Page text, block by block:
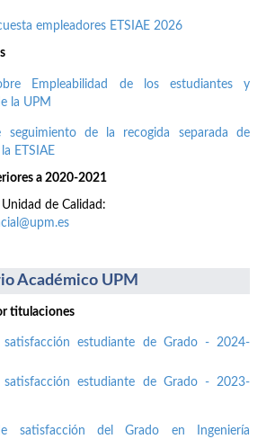
empleadores ETSIAE 2026
Empleabilidad de los estudiantes y
la UPM
seguimiento de la recogida separada de
ETSIAE
a 2020-2021
de Calidad:
Académico UPM
titulaciones
satisfacción estudiante de Grado - 2024-
satisfacción estudiante de Grado - 2023-
satisfacción del Grado en Ingeniería